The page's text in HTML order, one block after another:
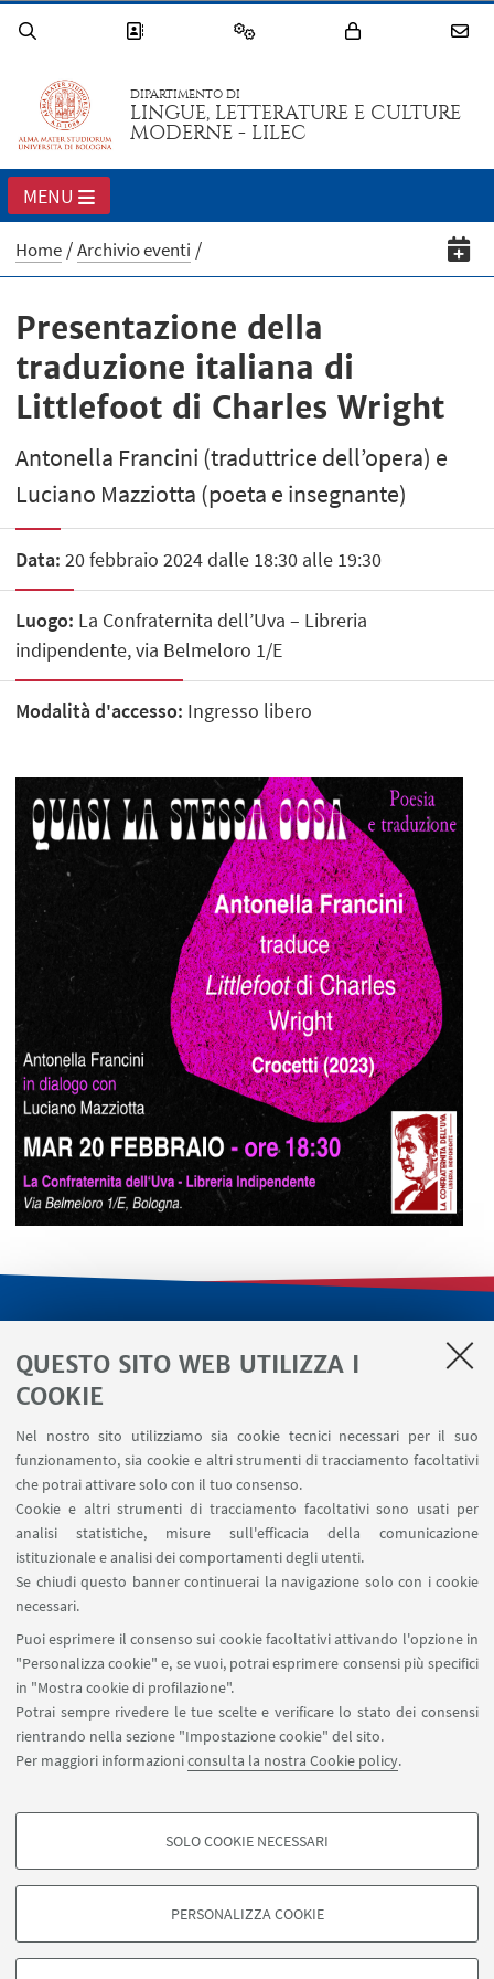
QUESTO SITO WEB UTILIZZA I
COOKIE
Nel nostro sito utilizziamo sia cookie tecnici necessari per il suo
funzionamento, sia cookie e altri strumenti di tracciamento facoltativi
che potrai attivare solo con il tuo consenso.
Cookie e altri strumenti di tracciamento facoltativi sono usati per
analisi statistiche, misure sull'efficacia della comunicazione
istituzionale e analisi dei comportamenti degli utenti.
Se chiudi questo banner continuerai la navigazione solo con i cookie
necessari.
Puoi esprimere il consenso sui cookie facoltativi attivando l'opzione in
"Personalizza cookie" e, se vuoi, potrai esprimere consensi più specifici
in "Mostra cookie di profilazione".
Potrai sempre rivedere le tue scelte e verificare lo stato dei consensi
rientrando nella sezione "Impostazione cookie" del sito.
Per maggiori informazioniconsulta la nostra Cookie policy.
COOKIE DI PROFILAZIONE - FACOLTATIVI
degli utenti, creare profili in base al loro comportamento sul sito, per analisi
di marketing.
SOLO COOKIE NECESSARI
PERSONALIZZA COOKIE
DIPARTIMENTO DI
LINGUE, LETTERATURE E CULTURE
MODERNE - LILEC
MENU
Home Archivio eventi
Presentazione della
traduzione italiana di
Littlefoot di Charles Wright
Antonella Francini (traduttrice dell’opera) e
Luciano Mazziotta (poeta e insegnante)
Data: 20 febbraio 2024 dalle 18:30 alle 19:30
Luogo: La Confraternita dell’Uva – Libreria
indipendente, via Belmeloro 1/E
Modalità d'accesso: Ingresso libero
Segnala un evento
Contatti
SEGUI IL DIPARTIMENTO SU:
SEGUI UNIBO SU:
APP:
©Copyright 2026 - ALMA MATER STUDIORUM - Università di
Bologna - Via Zamboni, 33 - 40126 Bologna - PI: 01131710376 - CF:
80007010376
Privacy
Note legali
Informazioni sul sito e accessibilità